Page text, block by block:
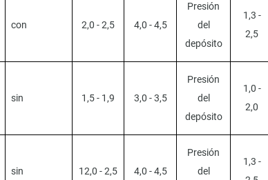
con 2,0 - 2,5 4,0 - 4,5
Presión
del
depósito
1,3 -
2,5
sin 1,5 - 1,9 3,0 - 3,5
Presión
del
depósito
1,0 -
2,0
sin 12,0 - 2,5 4,0 - 4,5
Presión
del
1,3 -